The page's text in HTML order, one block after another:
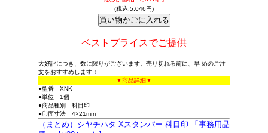
(税込:5,046円)
ベストプライスでご提供
大好評につき、数に限りがございます。売り切れる前に、早 めのご注
文をおすすめします！
▼商品詳細▼
●型番 XNK
●単位 1個
●商品種別 科目印
●印面寸法 4×21mm
（まとめ）シヤチハタ Xスタンパー 科目印 「事務用品